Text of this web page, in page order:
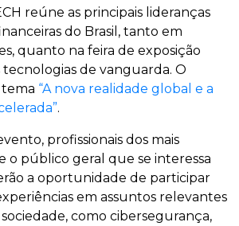
reúne as principais lideranças
do Brasil, tanto em
quanto na feira de exposição
tecnologias de vanguarda. O
“A nova realidade global e a
.
profissionais dos mais
o público geral que se interessa
a oportunidade de participar
em assuntos relevantes
como cibersegurança,